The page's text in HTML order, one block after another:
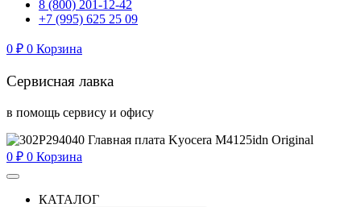
8 (800) 201-12-42
+7 (995) 625 25 09
0 ₽ 0 Корзина
Сервисная лавка
в помощь сервису и офису
0 ₽ 0 Корзина
КАТАЛОГ